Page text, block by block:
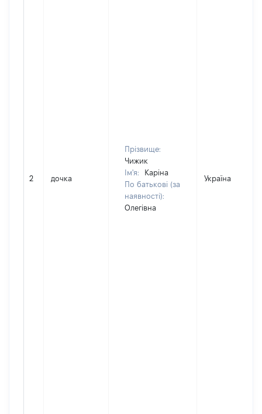
2 дочка
Прізвище:
Чижик
Ім'я:
Каріна
По батькові (за
наявності):
Олегівна
Україна